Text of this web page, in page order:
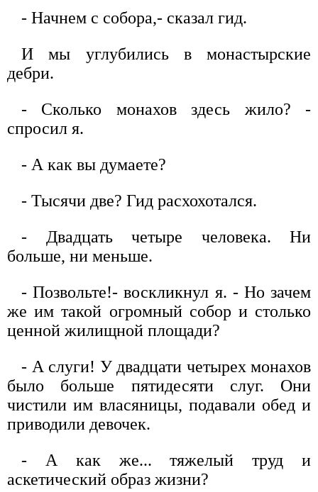
- Начнем с собора,- сказал гид.
И мы углубились в монастырские
дебри.
- Сколько монахов здесь жило? -
спросил я.
- А как вы думаете?
- Тысячи две? Гид расхохотался.
- Двадцать четыре человека. Ни
больше, ни меньше.
- Позвольте!- воскликнул я. - Но зачем
же им такой огромный собор и столько
ценной жилищной площади?
- А слуги! У двадцати четырех монахов
было больше пятидесяти слуг. Они
чистили им власяницы, подавали обед и
приводили девочек.
- А как же... тяжелый труд и
аскетический образ жизни?